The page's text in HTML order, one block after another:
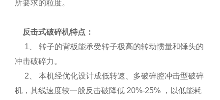
所要求的粒度。
反击式破碎机特点：
1、 转子的背板能承受转子极高的转动惯量和锤头的
冲击破碎力。
2、 本机经优化设计成低转速、多破碎腔冲击型破碎
机，其线速度较一般反击破降低 20%-25% ，以低能耗